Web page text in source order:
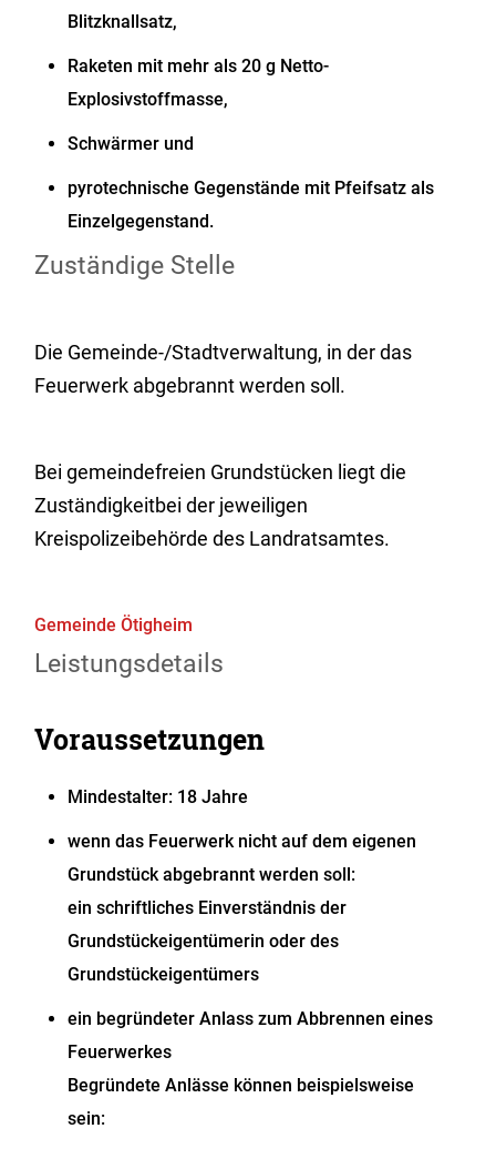
Blitzknallsatz,
Raketen mit mehr als 20 g Netto-
Explosivstoffmasse,
Schwärmer und
pyrotechnische Gegenstände mit Pfeifsatz als
Einzelgegenstand.
Zuständige Stelle
Die Gemeinde-/Stadtverwaltung, in der das
Feuerwerk abgebrannt werden soll.
Bei gemeindefreien Grundstücken liegt die
Zuständigkeitbei der jeweiligen
Kreispolizeibehörde des Landratsamtes.
Gemeinde Ötigheim
Leistungsdetails
Voraussetzungen
Mindestalter: 18 Jahre
wenn das Feuerwerk nicht auf dem eigenen
Grundstück abgebrannt werden soll:
ein schriftliches Einverständnis der
Grundstückeigentümerin oder des
Grundstückeigentümers
ein begründeter Anlass zum Abbrennen eines
Feuerwerkes
Begründete Anlässe können beispielsweise
sein: